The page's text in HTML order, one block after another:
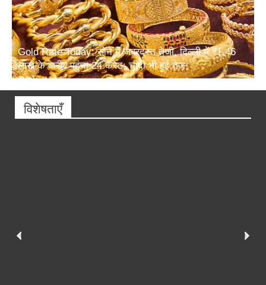
Gold Rate Today: सोने में जबरदस्त तेजी, दिल्ली में ₹1.46
लाख के करीब पहुंचा 24 कैरेट; चांदी भी हुई तेज
विशेषताएँ